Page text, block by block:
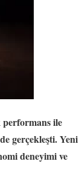
performans ile
gerçekleşti. Yeni
deneyimi ve